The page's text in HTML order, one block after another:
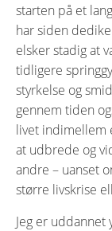
starten på et
har siden
elsker stadig at
tidligere
styrkelse og
gennem tiden
livet indimellem
at udbrede og
andre – uanset
større livskrise
Jeg er uddannet